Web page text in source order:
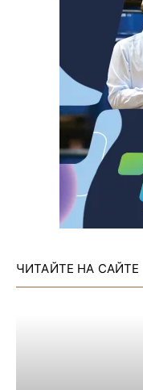
ЧИТАЙТЕ НА САЙТЕ